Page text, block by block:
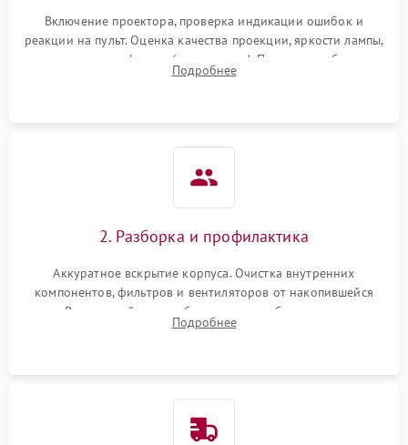
Проблемы с
масштабированием
Подробнее →
Включение проектора, проверка индикации ошибок и
реакции на пульт. Оценка качества проекции, яркости лампы,
наличия артефактов (точки, пятна). Проверка работы
системы охлаждения по уровню шума вентиляторов.
Подробнее
2. Разборка и профилактика
Аккуратное вскрытие корпуса. Очистка внутренних
компонентов, фильтров и вентиляторов от накопившейся
пыли. Визуальный осмотр блока питания, балласта лампы и
материнской платы на наличие прогаров или вздутых
Подробнее